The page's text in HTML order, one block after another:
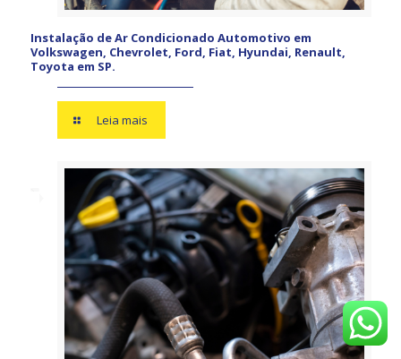
Instalação de Ar Condicionado Automotivo em
Volkswagen, Chevrolet, Ford, Fiat, Hyundai, Renault,
Toyota em SP.
Leia mais